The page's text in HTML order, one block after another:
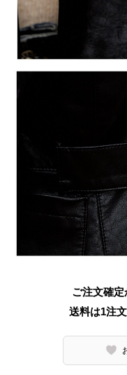
ご注文確
送料は1注